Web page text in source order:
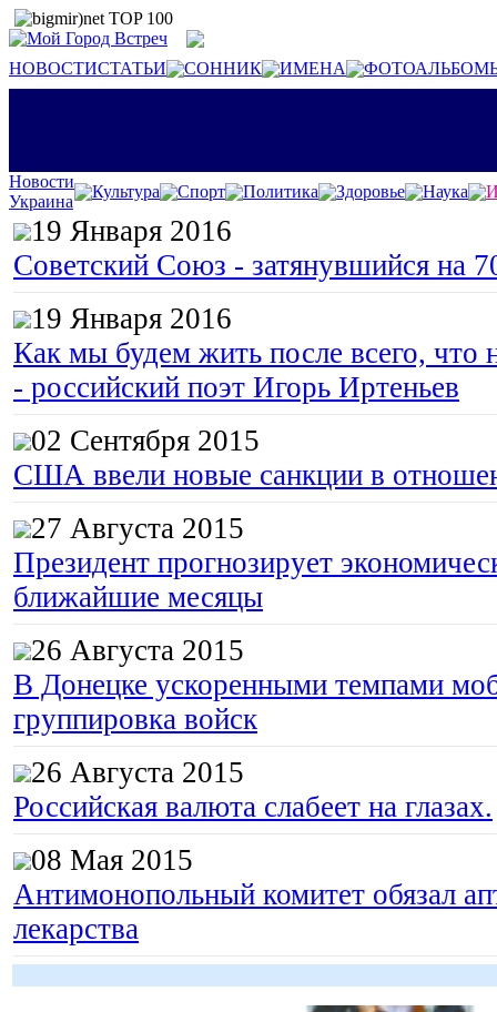
НОВОСТИСТАТЬИ СОННИК ИМЕНА
Новости
Украина
Культура Спорт Политика Здоровье Наука
19 Января 2016
Советский Союз - затянувшийся на
19 Января 2016
Как мы будем жить после всего, что
- российский поэт Игорь Иртеньев
02 Сентября 2015
США ввели новые санкции в
27 Августа 2015
Президент прогнозирует
ближайшие месяцы
26 Августа 2015
В Донецке ускоренными темпами
группировка войск
26 Августа 2015
Российская валюта слабеет на глазах.
08 Мая 2015
Антимонопольный комитет обязал
лекарства